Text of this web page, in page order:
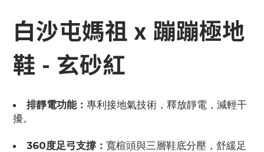
全館鞋款 一雙9折 U粉兩雙以上8折 (請務必登入)｜部
分鞋款 52 折起
白沙屯媽祖 x 蹦蹦極地
鞋 - 玄砂紅
排靜電功能： 專利接地氣技術，釋放靜電，減輕干
擾。
360度足弓支撐： 寬楦頭與三層鞋底分壓，舒緩足